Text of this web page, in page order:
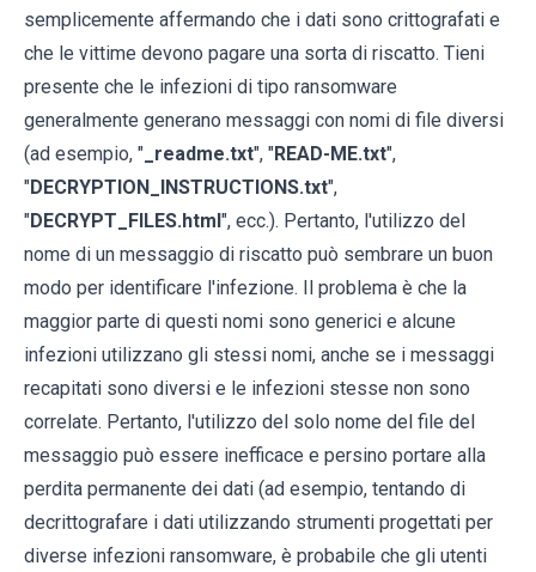
semplicemente affermando che i dati sono crittografati e
che le vittime devono pagare una sorta di riscatto. Tieni
presente che le infezioni di tipo ransomware
generalmente generano messaggi con nomi di file diversi
(ad esempio, " _readme.txt", "READ-ME.txt",
"DECRYPTION_INSTRUCTIONS.txt",
"DECRYPT_FILES.html", ecc.). Pertanto, l'utilizzo del
nome di un messaggio di riscatto può sembrare un buon
modo per identificare l'infezione. Il problema è che la
maggior parte di questi nomi sono generici e alcune
infezioni utilizzano gli stessi nomi, anche se i messaggi
recapitati sono diversi e le infezioni stesse non sono
correlate. Pertanto, l'utilizzo del solo nome del file del
messaggio può essere inefficace e persino portare alla
perdita permanente dei dati (ad esempio, tentando di
decrittografare i dati utilizzando strumenti progettati per
diverse infezioni ransomware, è probabile che gli utenti